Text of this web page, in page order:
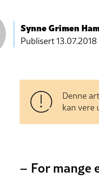
Synne Grimen
Publisert
Denne
kan vere
– For mange